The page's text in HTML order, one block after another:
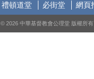
禮頓道堂 必街堂 網頁
© 2026 中華基督教會公理堂 版權所